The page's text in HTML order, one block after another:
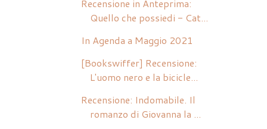
Recensione in Anteprima:
Quello che possiedi - Cat...
In Agenda a Maggio 2021
[Bookswiffer] Recensione:
L'uomo nero e la bicicle...
Recensione: Indomabile. Il
romanzo di Giovanna la ...